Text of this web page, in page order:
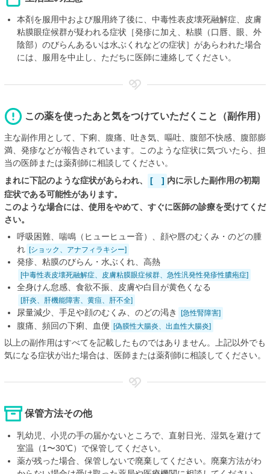
本剤を服用中および服用終了後に、中毒性表皮壊死融解症、皮膚
粘膜眼症候群が疑われる症状［発疹に加え、粘膜（口唇、眼、外
陰部）のびらんあるいは水ぶくれなどの症状］があらわれた場合
には、服用を中止し、ただちに医師に連絡してください。
この薬を使ったあと気をつけていただくこと（副作用）
主な副作用として、下痢、腹痛、吐き気、嘔吐、腹部不快感、腹部膨
満、発疹などが報告されています。このような症状に気づいたら、担
当の医師または薬剤師に相談してください。
まれに下記のような症状があらわれ、
[ ] 内に示した副作用の初期
症状である可能性があります。
このような場合には、使用をやめて、すぐに医師の診療を受けてくだ
さい。
呼吸困難、喘鳴（ヒューヒュー音）、顔や唇のむくみ・のどの腫
れ [ショック、アナフィラキシー]
発疹、粘膜のびらん・水ぶくれ、高熱
[中毒性表皮壊死融解症、皮膚粘膜眼症候群、急性汎発性発疹性膿疱症]
全身けん怠感、食欲不振、皮膚や白目が黄色くなる
[肝炎、肝機能障害、黄疸、肝不全]
尿量減少、手足や顔のむくみ、のどの渇き [急性腎障害]
腹痛、頻回の下痢、血便 [偽膜性大腸炎、出血性大腸炎]
以上の副作用はすべてを記載したものではありません。上記以外でも
気になる症状が出た場合は、医師または薬剤師に相談してください。
保管方法その他
乳幼児、小児の手の届かないところで、直射日光、湿気を避けて
室温（1〜30℃）で保管してください。
薬が残った場合、保管しないで廃棄してください。廃棄方法がわ